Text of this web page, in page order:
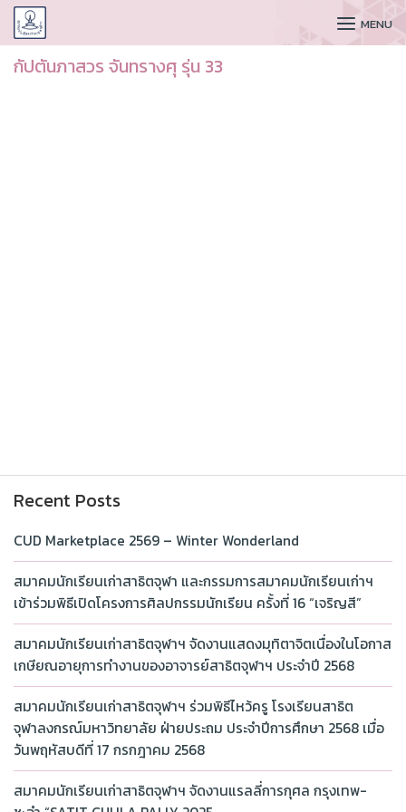
CUDAA MENU
กัปตันภาสวร จันทรางศุ รุ่น 33
Recent Posts
CUD Marketplace 2569 – Winter Wonderland
สมาคมนักเรียนเก่าสาธิตจุฬา และกรรมการสมาคมนักเรียนเก่าฯ
เข้าร่วมพิธีเปิดโครงการศิลปกรรมนักเรียน ครั้งที่ 16 “เจริญสี”
สมาคมนักเรียนเก่าสาธิตจุฬาฯ จัดงานแสดงมุทิตาจิตเนื่องในโอกาส
เกษียณอายุการทำงานของอาจารย์สาธิตจุฬาฯ ประจำปี 2568
สมาคมนักเรียนเก่าสาธิตจุฬาฯ ร่วมพิธีไหว้ครู โรงเรียนสาธิต
จุฬาลงกรณ์มหาวิทยาลัย ฝ่ายประถม ประจำปีการศึกษา 2568 เมื่อ
วันพฤหัสบดีที่ 17 กรกฎาคม 2568
สมาคมนักเรียนเก่าสาธิตจุฬาฯ จัดงานแรลลี่การกุศล กรุงเทพ-